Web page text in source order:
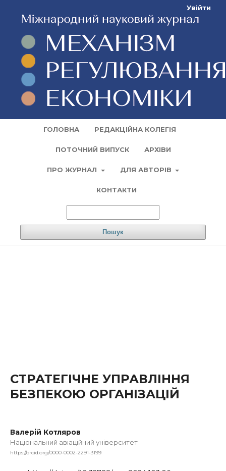
ГОЛОВНА РЕДАКЦІЙНА КОЛЕГІЯ
ПОТОЧНИЙ ВИПУСК АРХІВИ
ПРО ЖУРНАЛ ДЛЯ АВТОРІВ
КОНТАКТИ
Пошук
Увійти
СТРАТЕГІЧНЕ УПРАВЛІННЯ
БЕЗПЕКОЮ ОРГАНІЗАЦІЙ
Валерій Котляров
Національний авіаційний університет
https://orcid.org/0000-0002-2291-3199